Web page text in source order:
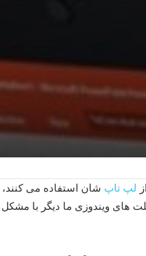
لپ تاپ شان استفاده می
های ویندوزی ما دیگر با